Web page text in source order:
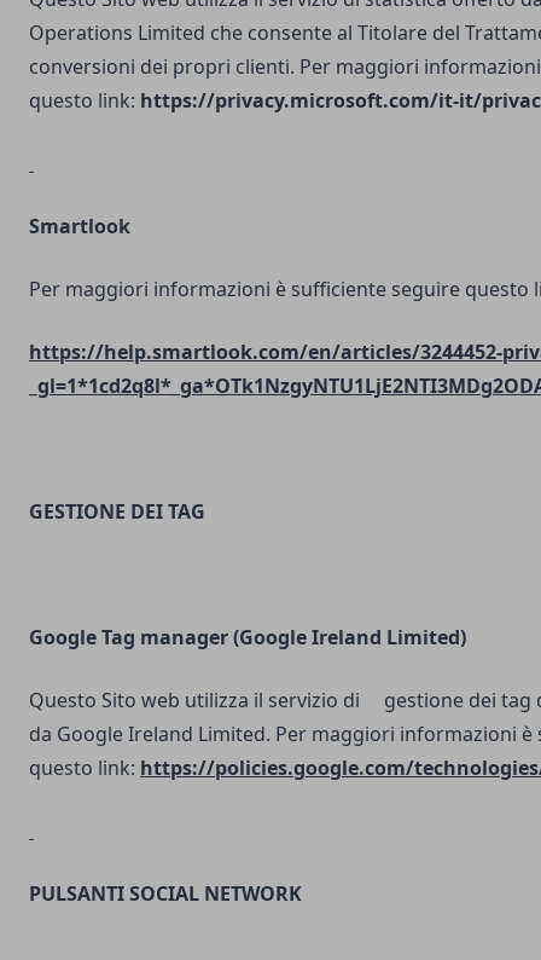
Operations Limited che consente al Titolare del
conversioni dei propri clienti. Per maggiori
questo link: https://privacy.microsoft.com/it-it/
Smartlook
Per maggiori informazioni è sufficiente seguire questo
https://help.smartlook.com/en/articles/3244452-
GESTIONE DEI TAG
Google Tag manager (Google Ireland Limited)
Questo Sito web utilizza il servizio di gestione dei tag
da Google Ireland Limited. Per maggiori informazioni
questo link: https://policies.google.com/
PULSANTI SOCIAL NETWORK